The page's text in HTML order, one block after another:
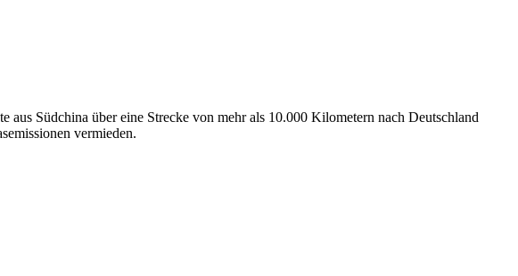
Südchina über eine Strecke von mehr als 10.000 Kilometern nach Deutschland
vermieden.